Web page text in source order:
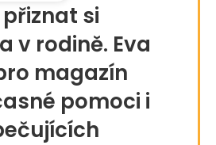
přiznat si
v rodině. Eva
magazín
pomoci i